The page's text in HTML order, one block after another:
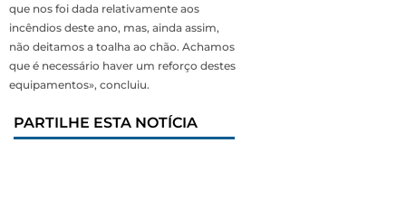
que nos foi dada relativamente aos
incêndios deste ano, mas, ainda assim,
não deitamos a toalha ao chão. Achamos
que é necessário haver um reforço destes
equipamentos», concluiu.
PARTILHE ESTA NOTÍCIA